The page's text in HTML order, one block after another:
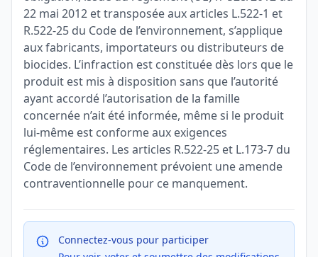
22 mai 2012 et transposée aux articles L.522-1 et
R.522-25 du Code de l’environnement, s’applique
aux fabricants, importateurs ou distributeurs de
biocides. L’infraction est constituée dès lors que le
produit est mis à disposition sans que l’autorité
ayant accordé l’autorisation de la famille
concernée n’ait été informée, même si le produit
lui-même est conforme aux exigences
réglementaires. Les articles R.522-25 et L.173-7 du
Code de l’environnement prévoient une amende
contraventionnelle pour ce manquement.
Connectez-vous pour participer